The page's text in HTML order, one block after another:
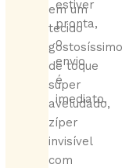
estiver
pronta,
o
envio
é
imediato.
em um
tecido
gostosíssimo
de toque
super
aveludado,
zíper
invisível
com